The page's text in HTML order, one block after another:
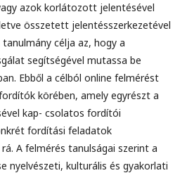
azok korlátozott jelentésével
összetett jelentésszerkezetével
tanulmány célja az, hogy a
segítségével mutassa be
Ebből a célból online felmérést
körében, amely egyrészt a
kap- csolatos fordítói
fordítási feladatok
A felmérés tanulságai szerint a
nyelvészeti, kulturális és gyakorlati